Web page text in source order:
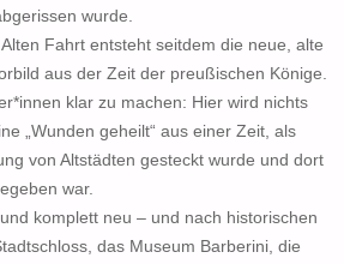
wurde.
Fahrt entsteht seitdem die neue, alte
aus der Zeit der preußischen Könige.
klar zu machen: Hier wird nichts
„Wunden geheilt“ aus einer Zeit, als
von Altstädten gesteckt wurde und dort
war.
komplett neu – und nach historischen
das Museum Barberini, die